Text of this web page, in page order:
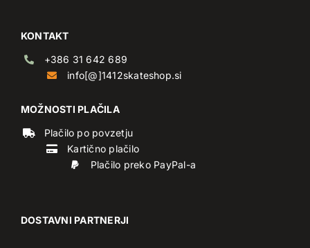
KONTAKT
+386 31 642 689
info[@]1412skateshop.si
MOŽNOSTI PLAČILA
Plačilo po povzetju
Kartično plačilo
Plačilo preko PayPal-a
DOSTAVNI PARTNERJI